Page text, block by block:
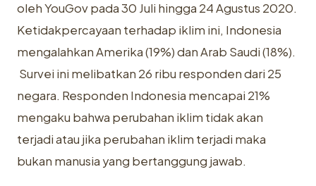
oleh YouGov pada 30 Juli hingga 24 Agustus 2020.
Ketidakpercayaan terhadap iklim ini, Indonesia
mengalahkan Amerika (19%) dan Arab Saudi (18%).
Survei ini melibatkan 26 ribu responden dari 25
negara. Responden Indonesia mencapai 21%
mengaku bahwa perubahan iklim tidak akan
terjadi atau jika perubahan iklim terjadi maka
bukan manusia yang bertanggung jawab.